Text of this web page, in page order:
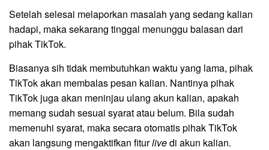
Setelah selesai melaporkan masalah yang sedang kalian
hadapi, maka sekarang tinggal menunggu balasan dari
pihak TikTok.
Biasanya sih tidak membutuhkan waktu yang lama, pihak
TikTok akan membalas pesan kalian. Nantinya pihak
TikTok juga akan meninjau ulang akun kalian, apakah
memang sudah sesuai syarat atau belum. Bila sudah
memenuhi syarat, maka secara otomatis pihak TikTok
akan langsung mengaktifkan fiturlivedi akun kalian.